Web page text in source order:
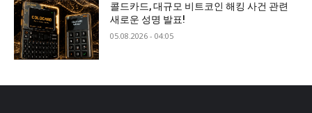
콜드카드, 대규모 비트코인 해킹 사건 관련
새로운 성명 발표!
05.08.2026 - 04:05